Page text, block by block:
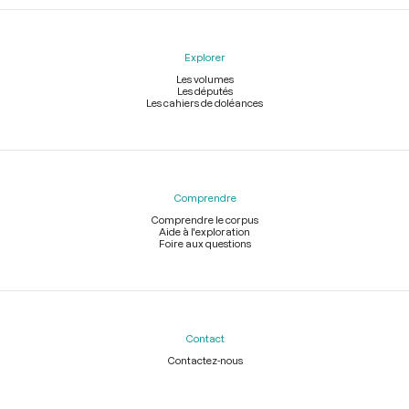
Explorer
Les volumes
Les députés
Les cahiers de doléances
Comprendre
Comprendre le corpus
Aide à l'exploration
Foire aux questions
Contact
Contactez-nous